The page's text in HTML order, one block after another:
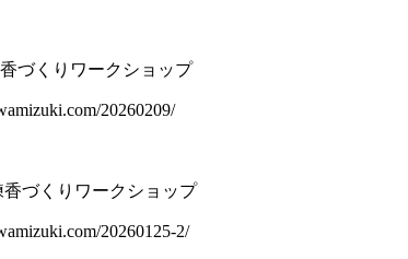
づくりワークショップ
20260209/
づくりワークショップ
20260125-2/